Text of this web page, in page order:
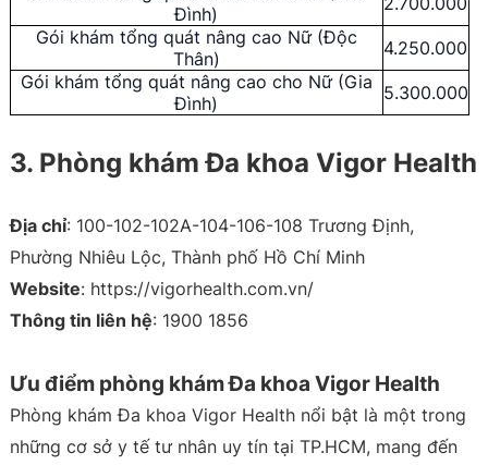
Đình)
Gói khám tổng quát nâng cao Nữ (Độc
Thân)
4.250.000
Gói khám tổng quát nâng cao cho Nữ (Gia
Đình)
5.300.000
3. Phòng khám Đa khoa Vigor Health
Địa chỉ: 100-102-102A-104-106-108 Trương Định,
Phường Nhiêu Lộc, Thành phố Hồ Chí Minh
Website: https://vigorhealth.com.vn/
Thông tin liên hệ: 1900 1856
Ưu điểm phòng khám Đa khoa Vigor Health
Phòng khám Đa khoa Vigor Health nổi bật là một trong
những cơ sở y tế tư nhân uy tín tại TP.HCM, mang đến